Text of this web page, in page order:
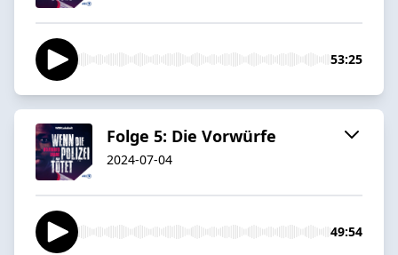
53:25
Folge 5: Die Vorwürfe
2024-07-04
49:54